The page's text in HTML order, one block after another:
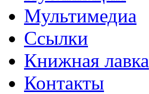
Мультимедиа
Ссылки
Книжная лавка
Контакты